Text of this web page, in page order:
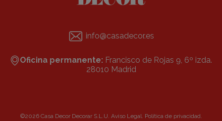
info@casadecor.es
Oficina permanente: Francisco de Rojas 9, 6º izda.
28010 Madrid
©2026 Casa Decor Decorar S.L.U. Aviso Legal. Política de privacidad.